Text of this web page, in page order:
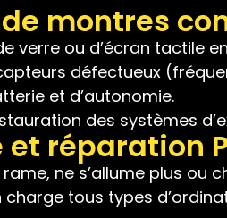
montres
verre ou d’écran tactile
défectueux
et d’autonomie.
des systèmes
réparation
ne s’allume plus ou
charge tous types